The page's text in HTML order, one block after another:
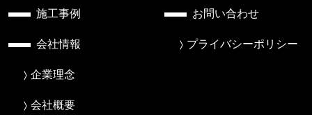
施工事例
会社情報
企業理念
会社概要
お問い合わせ
プライバシーポリシー